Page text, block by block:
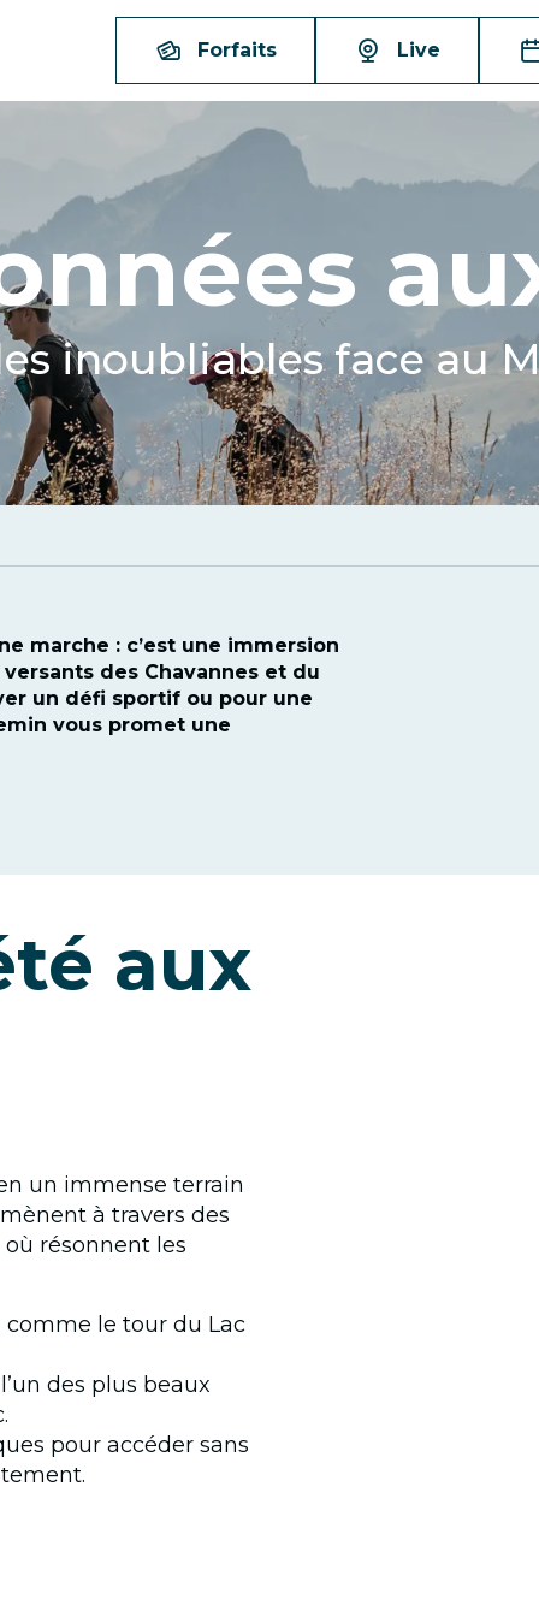
Forfaits Live
inoubliables face au
marche : c’est une immersion
des Chavannes et du
un défi sportif ou pour une
vous promet une
aux
un immense terrain
à travers des
résonnent les
comme le tour du Lac
des plus beaux
pour accéder sans